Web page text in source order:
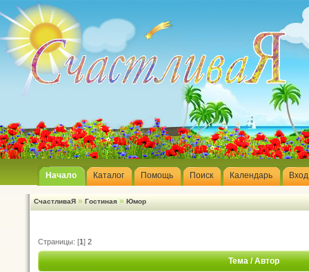
Начало Каталог Помощь Поиск Календарь Вход
СчастливаЯ » Гостиная » Юмор
Страницы: [1] 2
Тема/Автор